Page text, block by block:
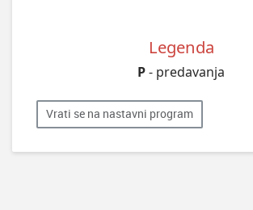
Legenda
P- predavanja
Vrati se na nastavni program